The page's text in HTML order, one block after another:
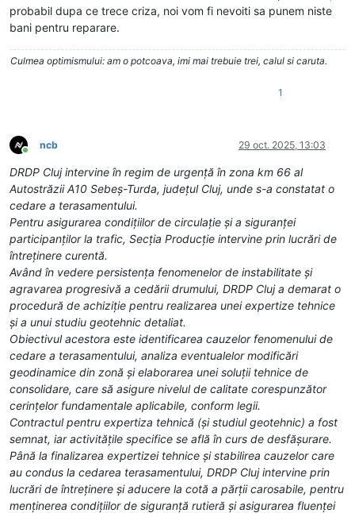
probabil dupa ce trece criza, noi vom fi nevoiti sa punem niste
bani pentru reparare.
Culmea optimismului: am o potcoava, imi mai trebuie trei, calul si caruta.
1
Conectat
ncb 29 oct. 2025, 13:03
DRDP Cluj intervine în regim de urgență în zona km 66 al
Autostrăzii A10 Sebeș-Turda, județul Cluj, unde s-a constatat o
cedare a terasamentului.
Pentru asigurarea condițiilor de circulație și a siguranței
participanților la trafic, Secția Producție intervine prin lucrări de
întreținere curentă.
Având în vedere persistența fenomenelor de instabilitate și
agravarea progresivă a cedării drumului, DRDP Cluj a demarat o
procedură de achiziție pentru realizarea unei expertize tehnice
și a unui studiu geotehnic detaliat.
Obiectivul acestora este identificarea cauzelor fenomenului de
cedare a terasamentului, analiza eventualelor modificări
geodinamice din zonă și elaborarea unei soluții tehnice de
consolidare, care să asigure nivelul de calitate corespunzător
cerințelor fundamentale aplicabile, conform legii.
Contractul pentru expertiza tehnică (și studiul geotehnic) a fost
semnat, iar activitățile specifice se află în curs de desfășurare.
Până la finalizarea expertizei tehnice și stabilirea cauzelor care
au condus la cedarea terasamentului, DRDP Cluj intervine prin
lucrări de întreținere și aducere la cotă a părții carosabile, pentru
menținerea condițiilor de siguranță rutieră și asigurarea fluenței